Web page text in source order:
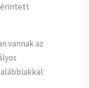
érintett
vannak az